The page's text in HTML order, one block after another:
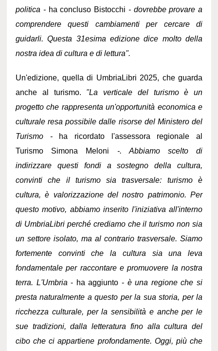
politica - ha concluso Bistocchi - dovrebbe provare a
comprendere questi cambiamenti per cercare di
guidarli. Questa 31esima edizione dice molto della
nostra idea di cultura e di lettura".
Un'edizione, quella di UmbriaLibri 2025, che guarda
anche al turismo. "La verticale del turismo è un
progetto che rappresenta un'opportunità economica e
culturale resa possibile dalle risorse del Ministero del
Turismo - ha ricordato l'assessora regionale al
Turismo Simona Meloni -. Abbiamo scelto di
indirizzare questi fondi a sostegno della cultura,
convinti che il turismo sia trasversale: turismo è
cultura, è valorizzazione del nostro patrimonio. Per
questo motivo, abbiamo inserito l'iniziativa all'interno
di UmbriaLibri perché crediamo che il turismo non sia
un settore isolato, ma al contrario trasversale. Siamo
fortemente convinti che la cultura sia una leva
fondamentale per raccontare e promuovere la nostra
terra. L'Umbria- ha aggiunto - è una regione che si
presta naturalmente a questo per la sua storia, per la
ricchezza culturale, per la sensibilità e anche per le
sue tradizioni, dalla letteratura fino alla cultura del
cibo che ci appartiene profondamente. Oggi, più che